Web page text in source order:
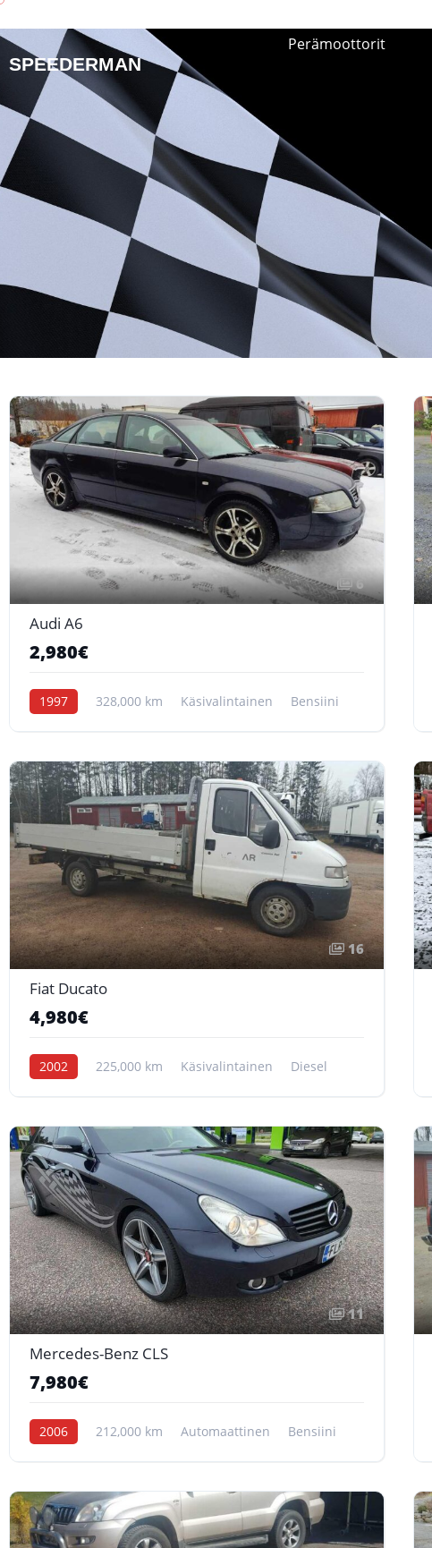
SPEEDERMAN
Perämoottorit
6
Audi A6
2,980€
1997 328,000 km Käsivalintainen Bensiini
16
Fiat Ducato
4,980€
2002 225,000 km Käsivalintainen Diesel
11
Mercedes-Benz CLS
7,980€
2006 212,000 km Automaattinen Bensiini